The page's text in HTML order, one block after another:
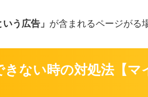
う広告」 が含まれるページがる
ない時の対処法【マ